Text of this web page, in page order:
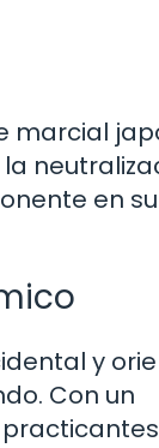
marcial
en su
y
Con un